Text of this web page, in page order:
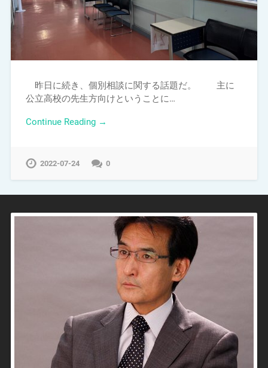
昨日に続き、個別相談に関する話題だ。 主に
公立高校の先生方向けということに…
Continue Reading →
2022-07-24 0